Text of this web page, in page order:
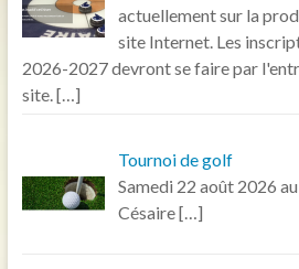
actuellement sur la
site Internet. Les
2026-2027 devront se faire par
site.[…]
Tournoi de golf
Samedi 22 août 2026
Césaire[…]